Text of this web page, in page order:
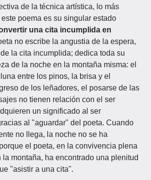
de la técnica artística, lo más
poema es su singular estado
una cita incumplida en
no escribe la angustia de la espera,
la cita incumplida; dedica toda su
de la noche en la montaña misma: el
entre los pinos, la brisa y el
de los leñadores, el posarse de las
no tienen relación con el ser
un significado al ser
al "aguardar" del poeta. Cuando
no llega, la noche no se ha
el poeta, en la convivencia plena
la montaña, ha encontrado una plenitud
"asistir a una cita".